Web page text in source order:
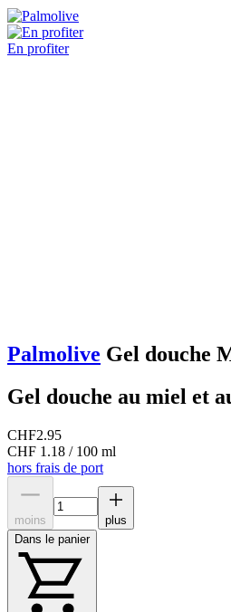
En profiter
Palmolive Gel douche
Gel douche au miel et
CHF2.95
CHF 1.18 / 100 ml
hors frais de port
moins
plus
Dans le panier